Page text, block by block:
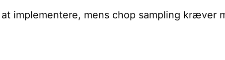
implementere, mens chop sampling